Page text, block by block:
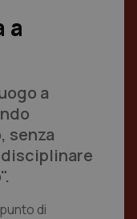
a
a
senza
di